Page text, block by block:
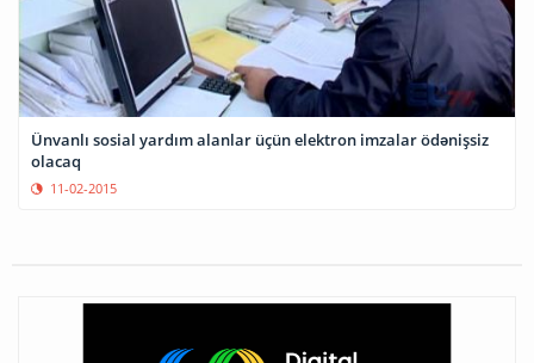
Ünvanlı sosial yardım alanlar üçün elektron imzalar ödənişsiz
olacaq
11-02-2015